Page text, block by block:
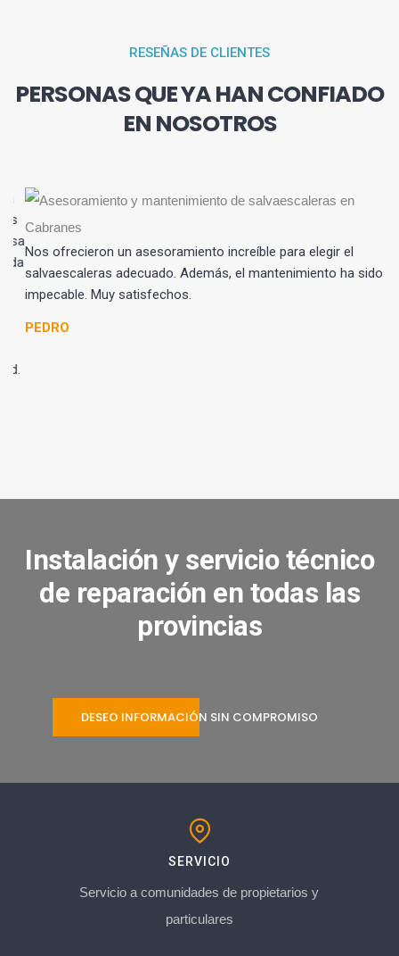
RESEÑAS DE CLIENTES
PERSONAS QUE YA HAN CONFIADO
EN NOSOTROS
Nos ofrecieron un asesoramiento increíble para elegir el
salvaescaleras adecuado. Además, el mantenimiento ha sido
impecable. Muy satisfechos.
PEDRO
Instalación y servicio técnico
de reparación en todas las
provincias
DESEO INFORMACIÓN SIN COMPROMISO
SERVICIO
Servicio a comunidades de propietarios y
particulares